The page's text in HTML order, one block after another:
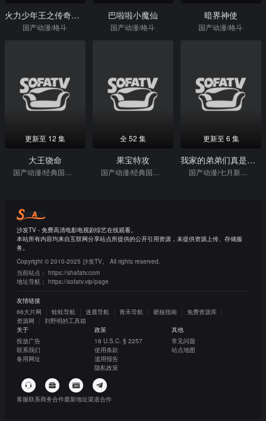
火力少年王之传奇再现
国产动漫/格斗
巴啦啦小魔仙
国产动漫/格斗
暗界神使
国产动漫/格斗
更新至 12 集
大王饶命
全 52 集
果宝特攻
更新至 6 集
我家的弟弟们真是让您费心了
国产动漫/七月新番/热血/日本动漫
沙发TV - 免费高清电影电视剧综艺在线观看。
本站所有内容均来自互联网分享站点所提供的公开引用资源，未提供资源上传、存储服
务。
Copyright © 2010-2025 沙发TV。 All rights reserved.
当前站点： https://shafatv.com
地址导航： https://sofatv.vip/page
友情链接
66大片网
蛙蛙导航 迷鹿导航 青禾导航 硬核指南
免费资源库
资源网
刘野明的工具箱
关于
投放广告
联系我们
备用网址
政策
18 U.S.C. § 2257
使用条款
滥用报告
隐私政策
其他
常见问题
站点地图
客服联系商务合作最新地址渠道合作